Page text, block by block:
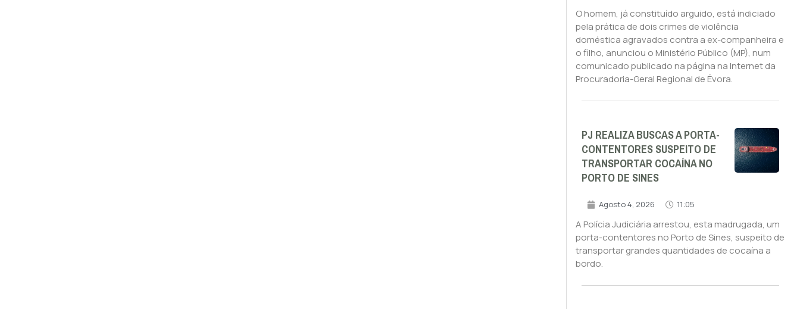
O homem, já constituído arguido, está indiciado
pela prática de dois crimes de violência
doméstica agravados contra a ex-companheira e
o filho, anunciou o Ministério Público (MP), num
comunicado publicado na página na Internet da
Procuradoria-Geral Regional de Évora.
PJ REALIZA BUSCAS A PORTA-
CONTENTORES SUSPEITO DE
TRANSPORTAR COCAÍNA NO
PORTO DE SINES
Agosto 4, 2026 11:05
A Polícia Judiciária arrestou, esta madrugada, um
porta-contentores no Porto de Sines, suspeito de
transportar grandes quantidades de cocaína a
bordo.